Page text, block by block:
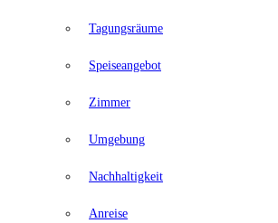
Tagungsräume
Speiseangebot
Zimmer
Umgebung
Nachhaltigkeit
Anreise